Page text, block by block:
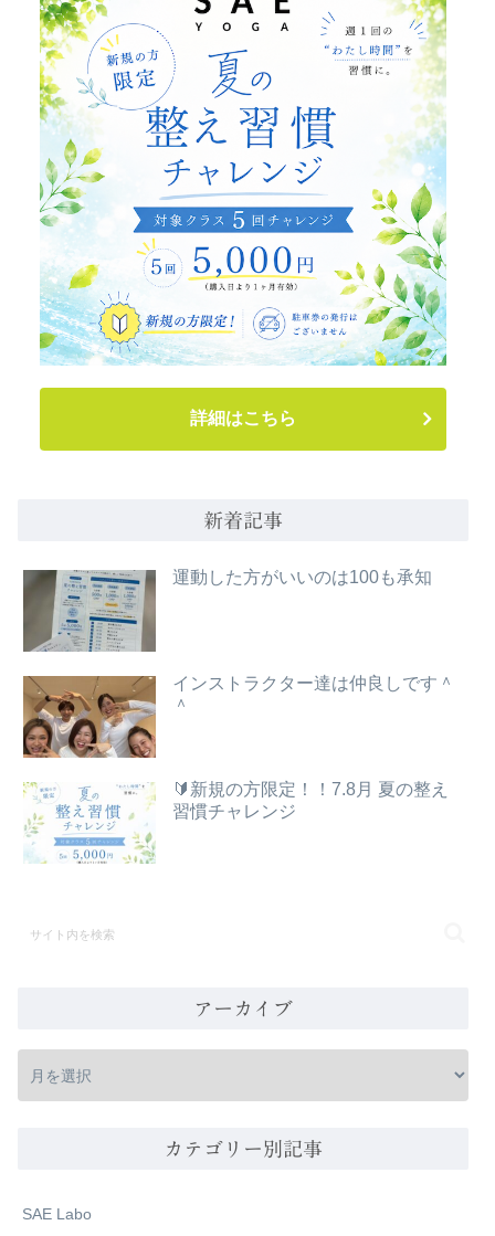
詳細はこちら
新着記事
運動した方がいいのは100も承知
インストラクター達は仲良しです＾
＾
🔰新規の方限定！！7.8月 夏の整え
習慣チャレンジ
アーカイブ
カテゴリー別記事
SAE Labo